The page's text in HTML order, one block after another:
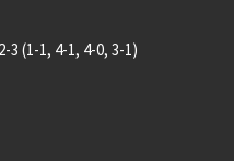
3 (1-1, 4-1, 4-0, 3-1)